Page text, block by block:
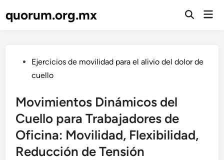
toquorum.org.mx
Open
PostedEjercicios de movilidad para el alivio del dolor de
cuello
Movimientos Dinámicos del
Cuello para Trabajadores de
Oficina: Movilidad, Flexibilidad,
Reducción de Tensión